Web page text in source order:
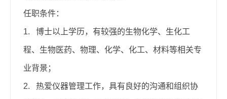
任职条件：
1. 博士以上学历，有较强的生物化学、生化工
程、生物医药、物理、化学、化工、材料等相关专
业背景；
2. 热爱仪器管理工作，具有良好的沟通和组织协